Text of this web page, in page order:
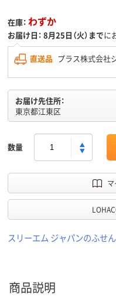
在庫： わずか
お届け日： 8月25日（火）までに
直送品 プラス株式会社
お届け先住所：
東京都江東区
数量
スリーエム ジャパンのふせ
商品説明